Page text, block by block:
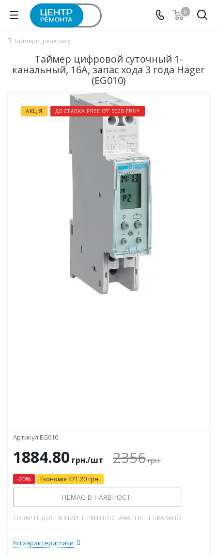
0
Таймери, реле часу
Таймер цифровой суточный 1-
канальный, 16А, запас хода 3 года Hager
(EG010)
АКЦІЯ ДОСТАВКА FREE ОТ 5000 ГРН*
Артикул:EG010
1884.80 грн./шт 2356грн.
-20% Економія 471.20 грн.
НЕМАЄ В НАЯВНОСТІ
ТОВАР НЕДОСТУПНИЙ. ТЕРМІН ПОСТАЧАННЯ НЕ ВКАЗАНО
Всі характеристики